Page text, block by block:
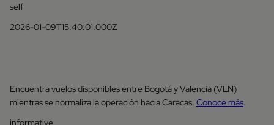
self
2026-01-09T15:40:01.000Z
Encuentra vuelos disponibles entre Bogotá y Valencia (VLN)
mientras se normaliza la operación hacia Caracas. Conoce más.
informative